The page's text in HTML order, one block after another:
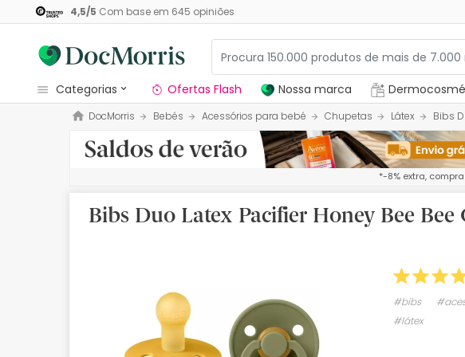
4,5/5 Com base em 645 opiniões
categorias
Dermocosmetica
Nossa marca
Medicamentos
Ofertas Flash Nossa marca
DocMorris Bebés Acessórios para bebé Chupetas Látex Bibs
*-8% extra,
Bibs Duo Latex Pacifier Honey Bee Bee
#bibs
#látex